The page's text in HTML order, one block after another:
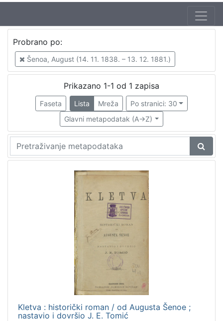
Jezik
hrvatski
cjelina
Zagreb na pragu modernog doba
Probrano po:
Šenoa, August (14. 11. 1838. – 13. 12. 1881.)
Prikazano 1-1 od 1 zapisa
Faseta Lista Mreža
Po stranici: 30
Glavni metapodatak (A->Z)
Kletva : historički roman / od Augusta Šenoe ;
nastavio i dovršio J. E. Tomić